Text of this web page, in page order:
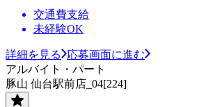
交通費支給
未経験OK
詳細を見る
応募画面に進む
アルバイト・パート
豚山 仙台駅前店_04[224]